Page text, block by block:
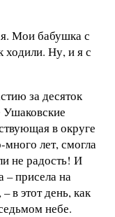
Мои бабушка с
Ну, и я с
за десяток
Ушаковские
в округе
много лет, смогла
не радость! И
– присела на
в этот день, как
небе.